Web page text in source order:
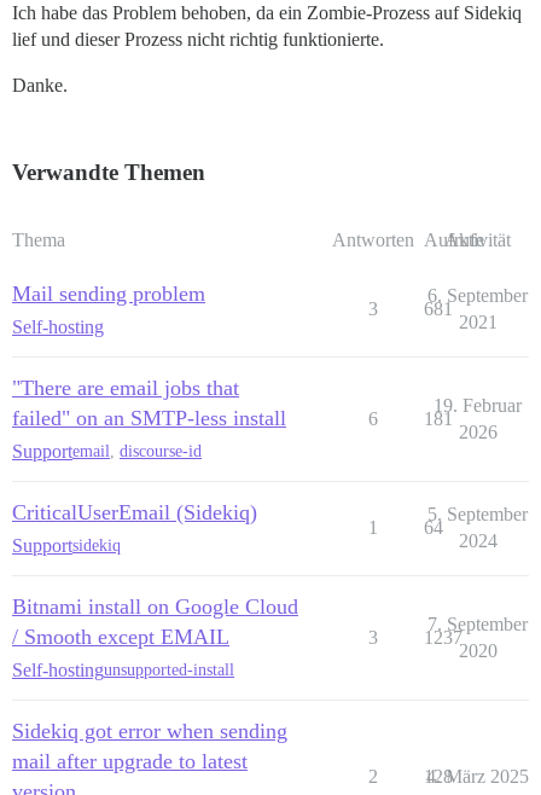
Ich habe das Problem behoben, da ein Zombie-Prozess auf Sidekiq
lief und dieser Prozess nicht richtig funktionierte.
Danke.
Verwandte Themen
Thema Antworten Aufrufe
Aktivität
Mail sending problem
Self-hosting
3 681
6. September
2021
"There are email jobs that
failed" on an SMTP-less install
Supportemail, discourse-id
6 181
19. Februar
2026
CriticalUserEmail (Sidekiq)
Supportsidekiq
1 64
5. September
2024
Bitnami install on Google Cloud
/ Smooth except EMAIL
Self-hostingunsupported-install
3 1237
7. September
2020
Sidekiq got error when sending
mail after upgrade to latest
2 128
4. März 2025